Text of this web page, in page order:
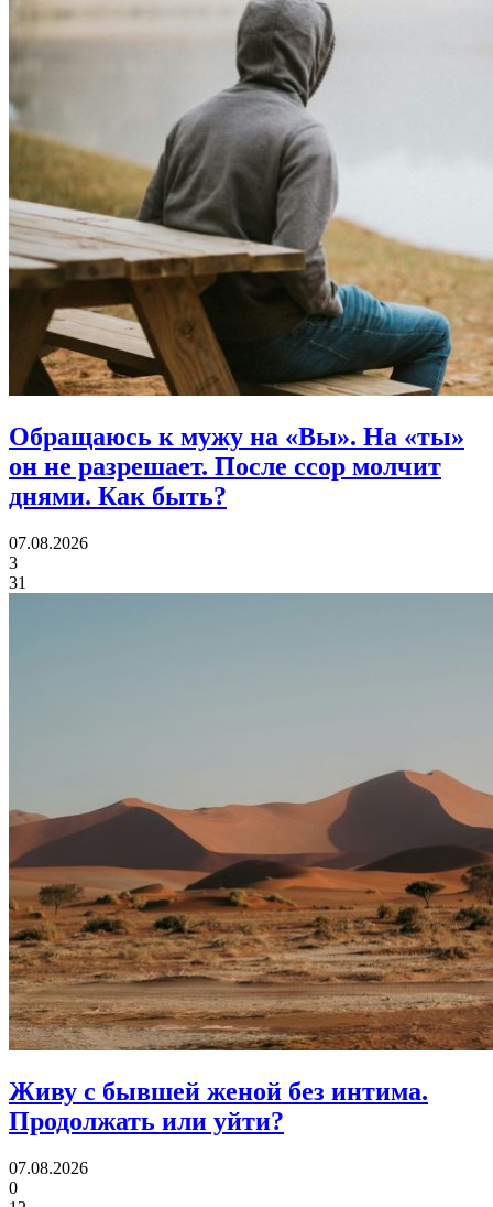
Обращаюсь к мужу на «Вы». На «ты»
он не разрешает. После ссор молчит
днями. Как быть?
07.08.2026
3
31
Живу с бывшей женой без интима.
Продолжать или уйти?
07.08.2026
0